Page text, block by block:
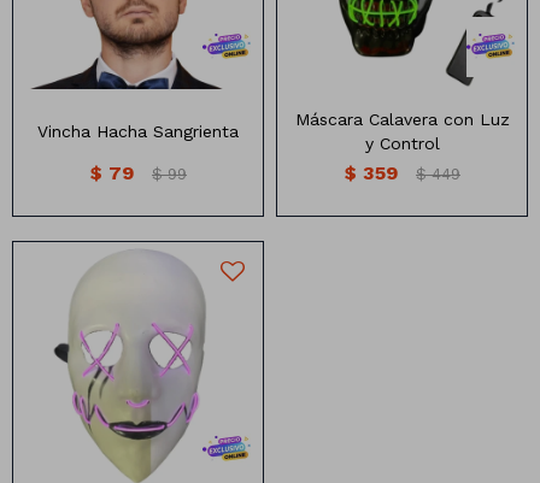
Vincha Hacha Sangrienta
$ 79 $ 99
Máscara Calavera con Luz
y Control
$ 359 $ 449
Máscara Led Blanca con
control remoto
Varios colores